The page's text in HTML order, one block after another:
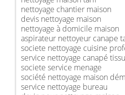
nettoyage chantier maison
devis nettoyage maison
nettoyage à domicile maison
aspirateur nettoyeur canape
societe nettoyage cuisine
service nettoyage canapé
societe service menage
société nettoyage maison
service nettoyage bureau